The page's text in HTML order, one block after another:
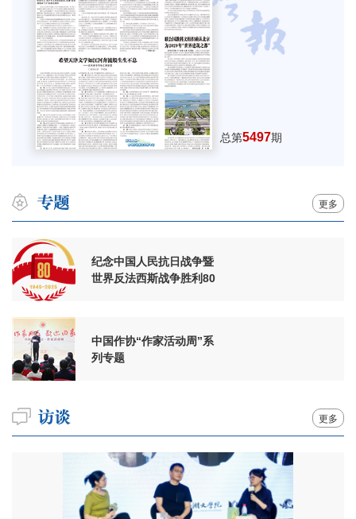
总第5497期
更多
纪念中国人民抗日战争暨
世界反法西斯战争胜利80
中国作协“作家活动周”系
列专题
更多